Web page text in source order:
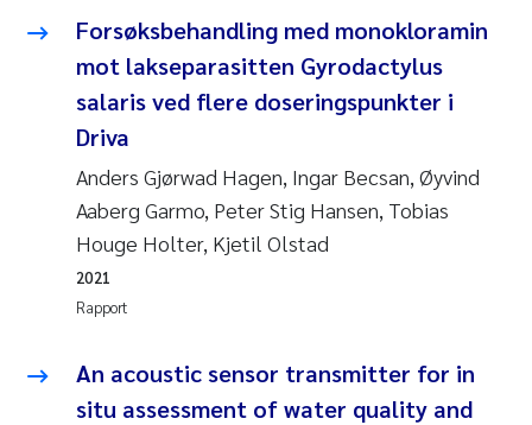
Forsøksbehandling med monokloramin
mot lakseparasitten Gyrodactylus
salaris ved flere doseringspunkter i
Driva
Anders Gjørwad Hagen, Ingar Becsan, Øyvind
Aaberg Garmo, Peter Stig Hansen, Tobias
Houge Holter, Kjetil Olstad
Rapport
2021
An acoustic sensor transmitter for in
situ assessment of water quality and